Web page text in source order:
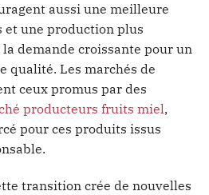
aussi une meilleure
et une production plus
demande croissante pour un
qualité. Les marchés de
ceux promus par des
producteurs fruits miel,
pour ces produits issus
transition crée de nouvelles